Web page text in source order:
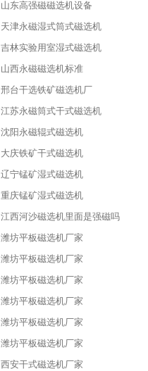
山东高强磁磁选机设备
天津永磁湿式筒式磁选机
吉林实验用室湿式磁选机
山西永磁磁选机标准
邢台干选铁矿磁选机厂
江苏永磁筒式干式磁选机
沈阳永磁辊式磁选机
大庆铁矿干式磁选机
辽宁锰矿湿式磁选机
重庆锰矿湿式磁选机
江西河沙磁选机里面是强磁吗
潍坊平板磁选机厂家
潍坊平板磁选机厂家
潍坊平板磁选机厂家
潍坊平板磁选机厂家
潍坊平板磁选机厂家
潍坊平板磁选机厂家
西安干式磁选机厂家